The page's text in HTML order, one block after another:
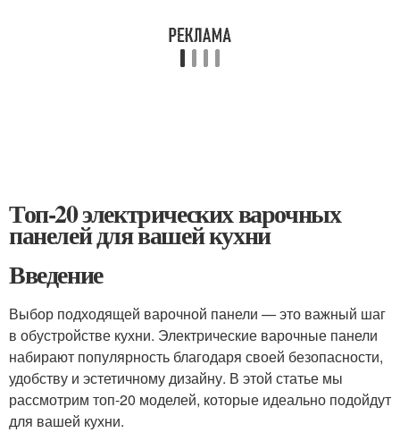
Топ-20 электрических варочных
панелей для вашей кухни
Введение
Выбор подходящей варочной панели — это важный шаг
в обустройстве кухни. Электрические варочные панели
набирают популярность благодаря своей безопасности,
удобству и эстетичному дизайну. В этой статье мы
рассмотрим топ-20 моделей, которые идеально подойдут
для вашей кухни.